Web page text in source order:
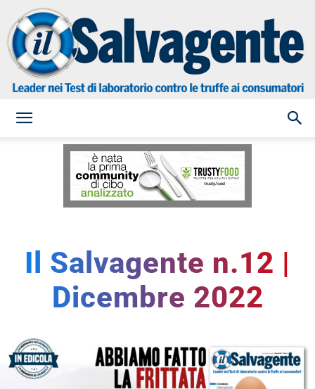
Salvagente
Il Salvagente n.12 |
Dicembre 2022